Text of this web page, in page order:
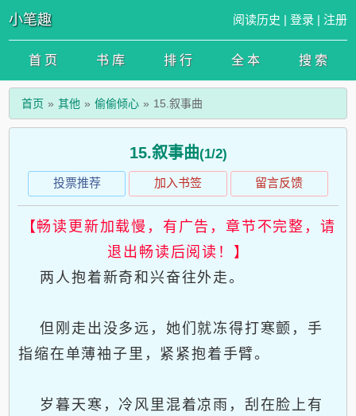
小笔趣 阅读历史 | 登录 | 注册
首 页 书 库 排 行 全 本 搜 索
首页 其他 偷偷倾心 15.叙事曲
15.叙事曲(1/2)
投票推荐 加入书签 留言反馈
【畅读更新加载慢，有广告，章节不完整，请
退出畅读后阅读！】
两人抱着新奇和兴奋往外走。
但刚走出没多远，她们就冻得打寒颤，手
指缩在单薄袖子里，紧紧抱着手臂。
岁暮天寒，冷风里混着凉雨，刮在脸上有